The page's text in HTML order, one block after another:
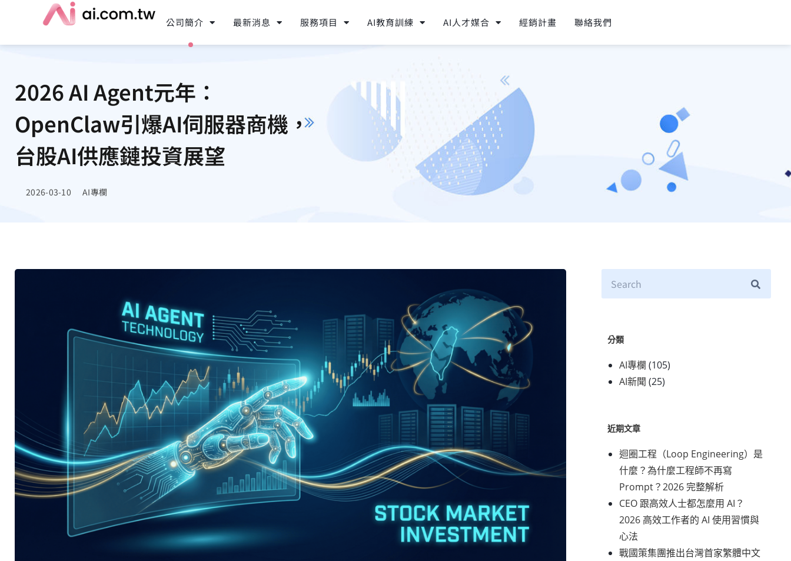
公司簡介 最新消息 服務項目 AI教育訓練 AI人才媒合 經銷計畫 聯絡我們
2026 AI Agent元年：
OpenClaw引爆AI伺服器商機，
台股AI供應鏈投資展望
2026-03-10 AI專欄
分類
AI專欄 (105)
AI新聞 (25)
近期文章
迴圈工程（Loop Engineering）是
什麼？為什麼工程師不再寫
Prompt？2026 完整解析
CEO 跟高效人士都怎麼用 AI？
2026 高效工作者的 AI 使用習慣與
心法
戰國策集團推出台灣首家繁體中文